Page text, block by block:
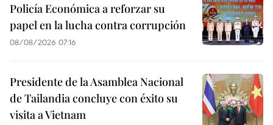
Policía Económica a reforzar su
papel en la lucha contra corrupción
08/08/2026 07:16
Presidente de la Asamblea Nacional
de Tailandia concluye con éxito su
visita a Vietnam